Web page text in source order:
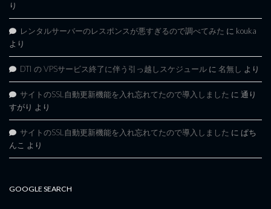
り
レンタルサーバーのレスポンスが悪すぎるので調べてみた に kouka
より
DTI の VPSサービス終了に伴う引っ越しスケジュール に 名無し より
サイトのSSL自動更新機能を入れ忘れてたので導入しました に 通り
すがり より
サイトのSSL自動更新機能を入れ忘れてたので導入しました に ぱち
んこ より
GOOGLE SEARCH